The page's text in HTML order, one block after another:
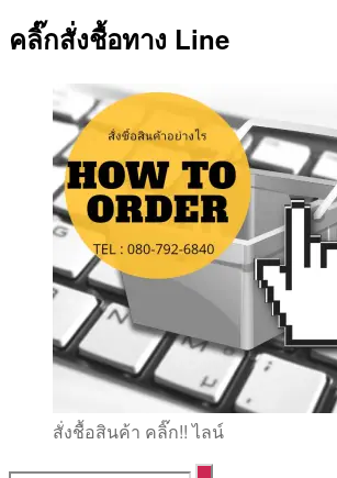
คลิ๊กสั่งชื้อทาง Line
สั่งชื้อสินค้า คลิ๊ก!! ไลน์